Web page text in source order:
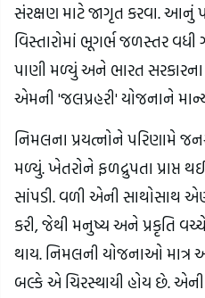
સંરક્ષણ માટે જાગૃત કરવા.
વિસ્તારોમાં ભૂગર્ભ જળસ્તર
પાણી મળ્યું અને ભારત
એમની 'જલપ્રહરી' યોજનાને
નિમલના પ્રયત્નોને પરિણામે
મળ્યું. ખેતરોને ફળદ્રુપતા પ્રાપ્ત
સાંપડી. વળી એની સાથોસાથ
કરી, જેથી મનુષ્ય અને પ્રકૃતિ
થાય. નિમલની યોજનાઓ માત્ર
બલ્કે એ ચિરસ્થાયી હોય છે. એની